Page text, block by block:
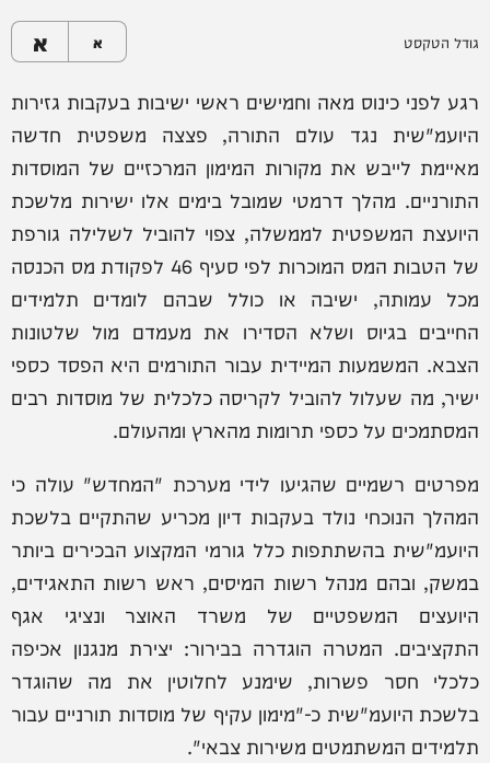
גודל הטקסט א א
רגע לפני כינוס מאה וחמישים ראשי ישיבות בעקבות גזירות
היועמ"שית נגד עולם התורה, פצצה משפטית חדשה
מאיימת לייבש את מקורות המימון המרכזיים של המוסדות
התורניים. מהלך דרמטי שמובל בימים אלו ישירות מלשכת
היועצת המשפטית לממשלה, צפוי להוביל לשלילה גורפת
של הטבות המס המוכרות לפי סעיף 46 לפקודת מס הכנסה
מכל עמותה, ישיבה או כולל שבהם לומדים תלמידים
החייבים בגיוס ושלא הסדירו את מעמדם מול שלטונות
הצבא. המשמעות המיידית עבור התורמים היא הפסד כספי
ישיר, מה שעלול להוביל לקריסה כלכלית של מוסדות רבים
המסתמכים על כספי תרומות מהארץ ומהעולם.
מפרטים רשמיים שהגיעו לידי מערכת "המחדש" עולה כי
המהלך הנוכחי נולד בעקבות דיון מכריע שהתקיים בלשכת
היועמ"שית בהשתתפות כלל גורמי המקצוע הבכירים ביותר
במשק, ובהם מנהל רשות המיסים, ראש רשות התאגידים,
היועצים המשפטיים של משרד האוצר ונציגי אגף
התקציבים. המטרה הוגדרה בבירור: יצירת מנגנון אכיפה
כלכלי חסר פשרות, שימנע לחלוטין את מה שהוגדר
בלשכת היועמ"שית כ-"מימון עקיף של מוסדות תורניים עבור
תלמידים המשתמטים משירות צבאי".